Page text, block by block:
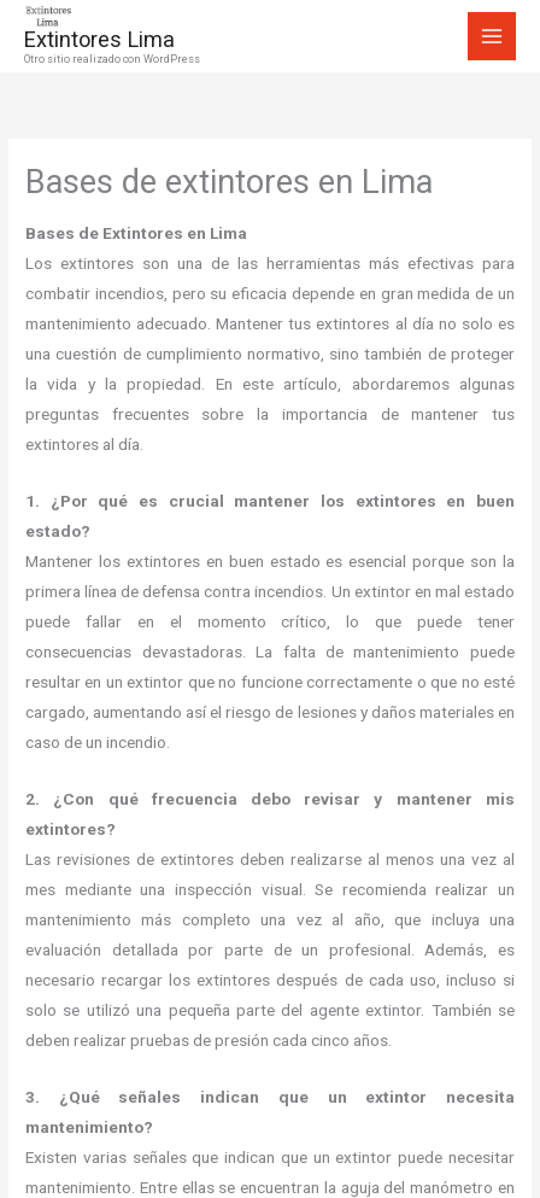
Extintores Lima
Otro sitio realizado con WordPress
Bases de extintores en Lima
Bases de Extintores en Lima
Los extintores son una de las herramientas más efectivas para
combatir incendios, pero su eficacia depende en gran medida de un
mantenimiento adecuado. Mantener tus extintores al día no solo es
una cuestión de cumplimiento normativo, sino también de proteger
la vida y la propiedad. En este artículo, abordaremos algunas
preguntas frecuentes sobre la importancia de mantener tus
extintores al día.
1. ¿Por qué es crucial mantener los extintores en buen
estado?
Mantener los extintores en buen estado es esencial porque son la
primera línea de defensa contra incendios. Un extintor en mal estado
puede fallar en el momento crítico, lo que puede tener
consecuencias devastadoras. La falta de mantenimiento puede
resultar en un extintor que no funcione correctamente o que no esté
cargado, aumentando así el riesgo de lesiones y daños materiales en
caso de un incendio.
2. ¿Con qué frecuencia debo revisar y mantener mis
extintores?
Las revisiones de extintores deben realizarse al menos una vez al
mes mediante una inspección visual. Se recomienda realizar un
mantenimiento más completo una vez al año, que incluya una
evaluación detallada por parte de un profesional. Además, es
necesario recargar los extintores después de cada uso, incluso si
solo se utilizó una pequeña parte del agente extintor. También se
deben realizar pruebas de presión cada cinco años.
3. ¿Qué señales indican que un extintor necesita
mantenimiento?
Existen varias señales que indican que un extintor puede necesitar
mantenimiento. Entre ellas se encuentran la aguja del manómetro en